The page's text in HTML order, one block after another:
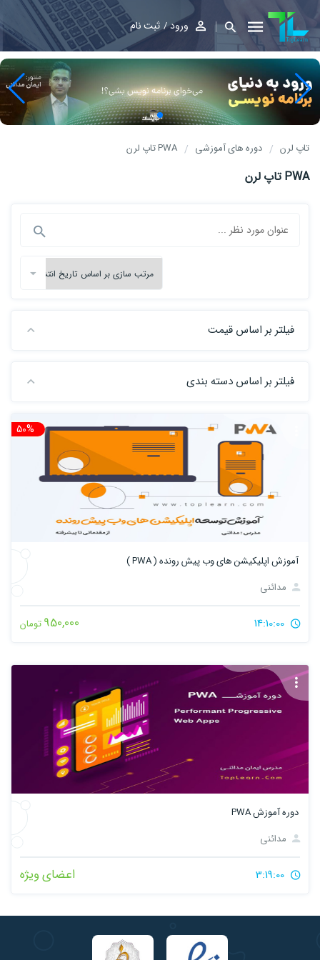
ورود ثبت نام
تاپ لرن دوره های آموزشی PWA تاپ لرن
PWA تاپ لرن
فیلتر بر اساس قیمت
فیلتر بر اساس دسته بندی
50%
آموزش اپلیکیشن های وب پیش رونده ( PWA )
مدائنی
950,000تومان
دوره آموزش PWA
مدائنی
اعضای ویژه